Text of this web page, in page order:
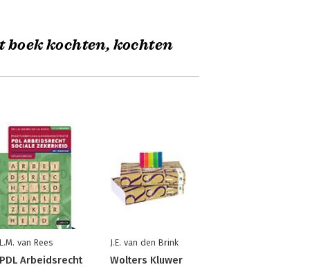
boek kochten, kochten
L.M. van Rees
PDL Arbeidsrecht
J.E. van den Brink
Wolters Kluwer